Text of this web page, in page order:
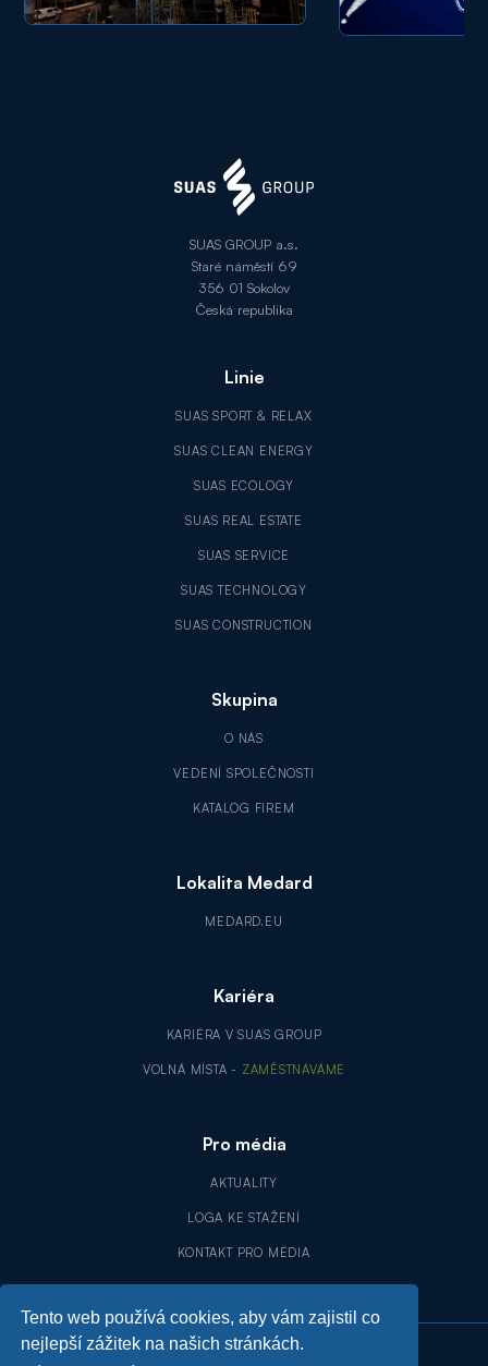
Tento web používá cookies, aby vám zajistil co
nejlepší zážitek na našich stránkách.
SUAS GROUP a.s.
Staré náměstí 69
356 01 Sokolov
Česká republika
Linie
SUAS SPORT & RELAX
SUAS CLEAN ENERGY
SUAS ECOLOGY
SUAS REAL ESTATE
SUAS SERVICE
SUAS TECHNOLOGY
SUAS CONSTRUCTION
Skupina
O NÁS
VEDENÍ SPOLEČNOSTI
KATALOG FIREM
Lokalita Medard
MEDARD.EU
Kariéra
KARIÉRA V SUAS GROUP
VOLNÁ MÍSTA - ZAMĚSTNÁVÁME
Pro média
AKTUALITY
LOGA KE STAŽENÍ
KONTAKT PRO MÉDIA